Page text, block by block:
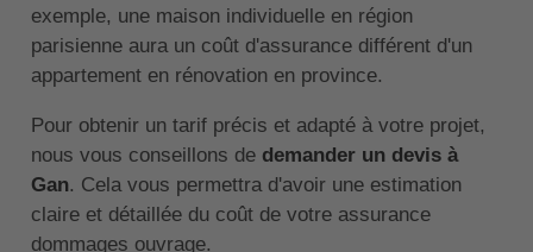
exemple, une maison individuelle en région
parisienne aura un coût d'assurance différent d'un
appartement en rénovation en province.
Pour obtenir un tarif précis et adapté à votre projet,
nous vous conseillons de demander un devis à
Gan. Cela vous permettra d'avoir une estimation
claire et détaillée du coût de votre assurance
dommages ouvrage.